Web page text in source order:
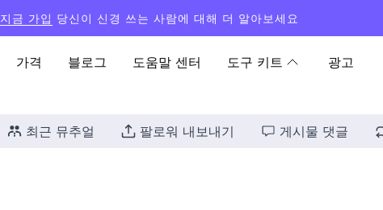
지금 가입 당신이 신경 쓰는 사람에 대해 더 알아보세요
가격 블로그 도움말 센터 도구 키트 광고
최근 뮤추얼 팔로워 내보내기 게시물 댓글